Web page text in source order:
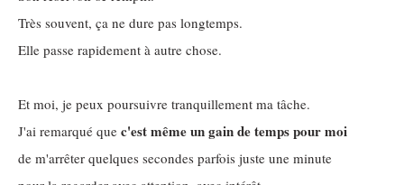
Très souvent, ça ne dure pas longtemps.
Elle passe rapidement à autre chose.
Et moi, je peux poursuivre tranquillement ma tâche.
J'ai remarqué que c'est même un gain de temps pour moi
de m'arrêter quelques secondes parfois juste une minute